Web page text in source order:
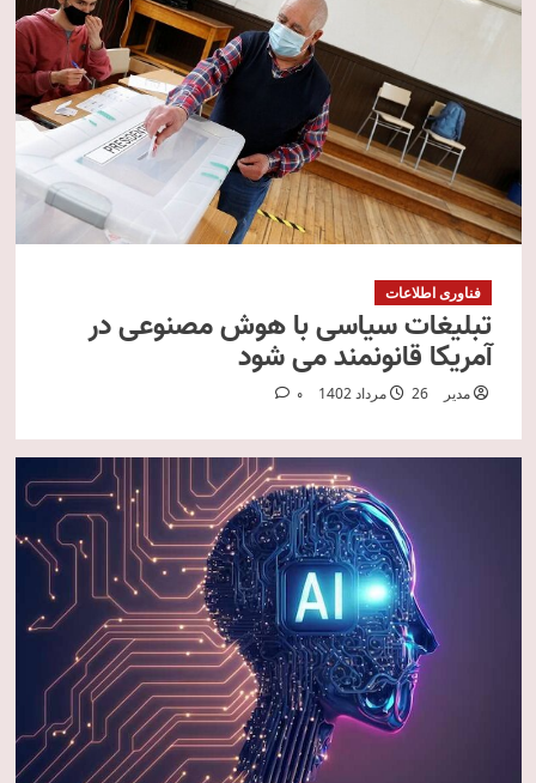
فناوری اطلاعات
تبلیغات سیاسی با هوش مصنوعی در
آمریکا قانونمند می شود
مدیر 26 مرداد 1402 0